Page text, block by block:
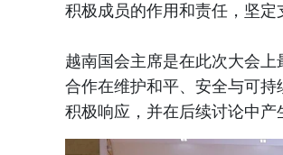
积极成员的作用和责任，坚定
越南国会主席是在此次大会
合作在维护和平、安全与可
积极响应，并在后续讨论中产